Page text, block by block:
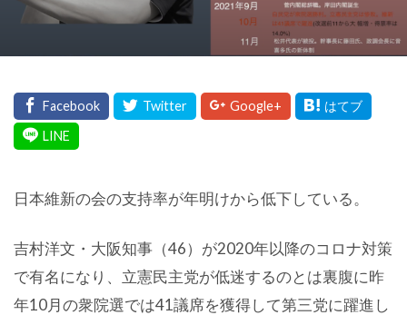
日本維新の会の支持率が年明けから低下している。
吉村洋文・大阪知事（46）が2020年以降のコロナ対策
で有名になり、立憲民主党が低迷するのとは裏腹に昨
年10月の衆院選では41議席を獲得して第三党に躍進し